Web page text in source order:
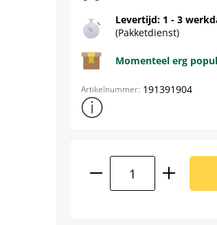
Levertijd: 1 - 3
(Pakketdienst)
Momenteel erg
Artikelnummer: 191391904
Toon meer productinformatie